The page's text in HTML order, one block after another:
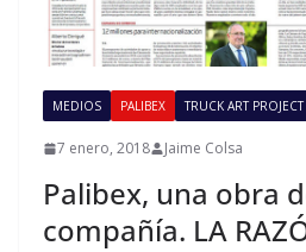
MEDIOS PALIBEX TRUCK ART PROJECT
7 enero, 2018 Jaime Colsa
Palibex, una obra
compañía. LA